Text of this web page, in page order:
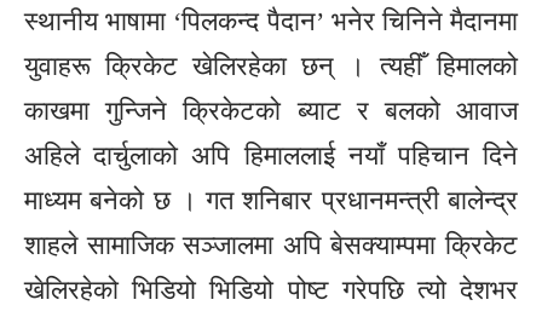
स्थानीय भाषामा ‘पिलकन्द पैदान’ भनेर चिनिने मैदानमा
युवाहरू क्रिकेट खेलिरहेका छन् । त्यहीँ हिमालको
काखमा गुन्जिने क्रिकेटको ब्याट र बलको आवाज
अहिले दार्चुलाको अपि हिमाललाई नयाँ पहिचान दिने
माध्यम बनेको छ । गत शनिबार प्रधानमन्त्री बालेन्द्र
शाहले सामाजिक सञ्जालमा अपि बेसक्याम्पमा क्रिकेट
खेलिरहेको भिडियो भिडियो पोष्ट गरेपछि त्यो देशभर